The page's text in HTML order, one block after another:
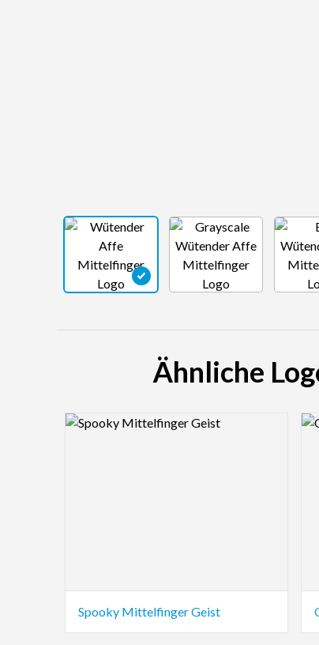
Ähnliche
Logo Preview Image
Spooky Mittelfinger Geist